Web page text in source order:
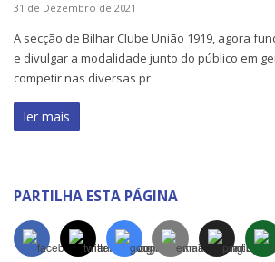
31 de Dezembro de 2021
A secção de Bilhar Clube União 1919, agora
e divulgar a modalidade junto do público em
competir nas diversas pr
ler mais
PARTILHA ESTA PÁGINA